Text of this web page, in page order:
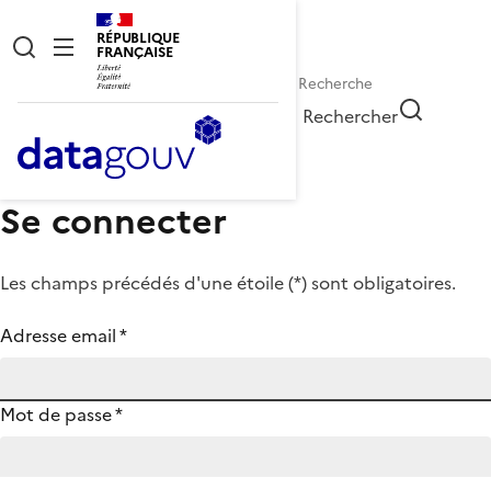
RÉPUBLIQUE
FRANÇAISE
Rechercher
Se connecter
Les champs précédés d'une étoile (*) sont obligatoires.
Adresse email*
Mot de passe*